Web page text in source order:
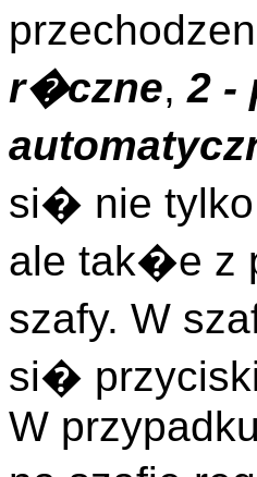
r�czne,2 -
si� nie tylko
ale tak�e z
szafy. W
si�
W